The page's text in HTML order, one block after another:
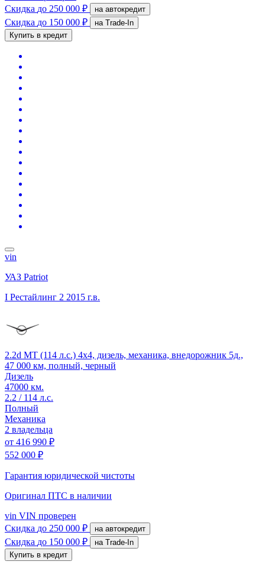
Скидка до 250 000 ₽ на автокредит
Скидка до 150 000 ₽
на Trade-In
Купить в кредит
vin
УАЗ Patriot
I Рестайлинг 2 2015 г.в.
2.2d MT (114 л.с.) 4x4, дизель, механика, внедорожник 5д.,
47 000 км, полный, черный
Дизель
47000 км.
2.2 / 114 л.с.
Полный
Механика
2 владельца
от 416 990 ₽
552 000 ₽
Гарантия юридической чистоты
Оригинал ПТС в наличии
vin VIN проверен
Скидка до 250 000 ₽ на автокредит
Скидка до 150 000 ₽
на Trade-In
Купить в кредит